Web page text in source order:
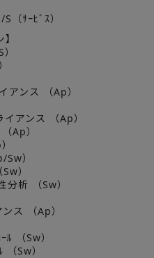
（ｻｰﾋﾞｽ）
アンス （Ap）
アンス （Ap）
Ap）
）
）
分析 （Sw）
ス （Ap）
（Sw）
Sw）